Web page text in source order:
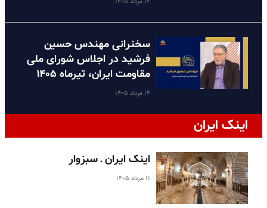
سخنرانی مهندس حسین
فرشید در اجلاس شورای ملی
مقاومت ایران، تیرماه ۱۴۰۵
۱۴ مرداد ۱۴۰۵
اینک ایران
اینک ایران ـ سبزوار
۱۱ مرداد ۱۴۰۵